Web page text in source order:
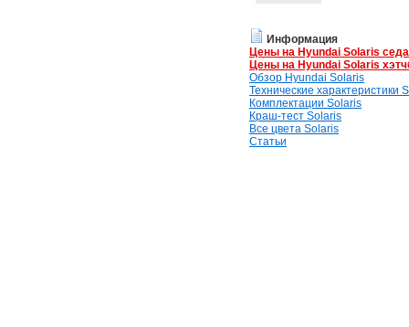
Информация
Цены на Hyundai Solaris
Цены на Hyundai Solaris
Обзор Hyundai Solaris
Технические характеристики
Комплектации Solaris
Краш-тест Solaris
Все цвета Solaris
Статьи